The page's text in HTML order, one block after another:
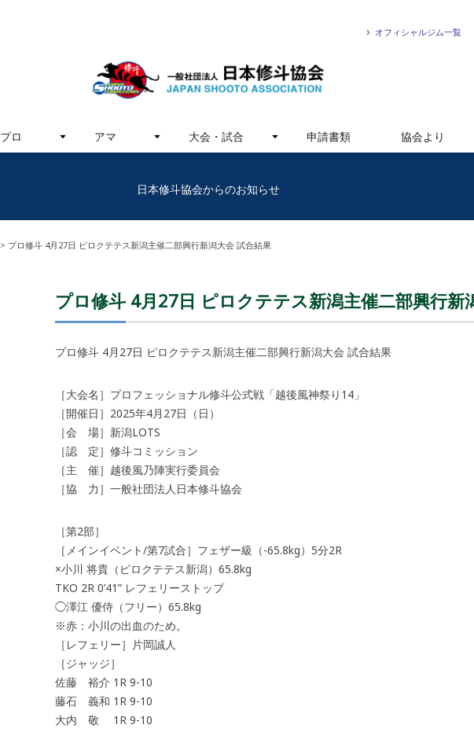
オフィシャルジム一覧
プロ アマ 大会・試合 申請書類 協会より
日本修斗協会からのお知らせ
プロ修斗 4月27日 ピロクテテス新潟主催二部興行新潟大会 試合結果
プロ修斗 4月27日 ピロクテテス新潟主催二部興行新
プロ修斗 4月27日 ピロクテテス新潟主催二部興行新潟大会 試合結果
［大会名］プロフェッショナル修斗公式戦「越後風神祭り14」
［開催日］2025年4月27日（日）
［会 場］新潟LOTS
［認 定］修斗コミッション
［主 催］越後風乃陣実行委員会
［協 力］一般社団法人日本修斗協会
［第2部］
［メインイベント/第7試合］フェザー級（-65.8kg）5分2R
×小川 将貴（ピロクテテス新潟）65.8kg
TKO 2R 0’41” レフェリーストップ
◯澤江 優侍（フリー）65.8kg
※赤：小川の出血のため。
［レフェリー］片岡誠人
［ジャッジ］
佐藤 裕介 1R 9-10
藤石 義和 1R 9-10
大内 敬 1R 9-10